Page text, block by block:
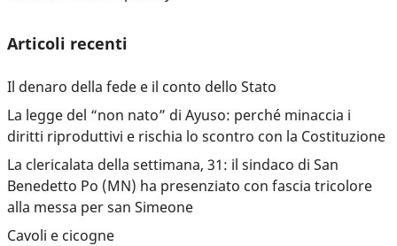
Articoli recenti
Il denaro della fede e il conto dello Stato
La legge del “non nato” di Ayuso: perché minaccia i
diritti riproduttivi e rischia lo scontro con la Costituzione
La clericalata della settimana, 31: il sindaco di San
Benedetto Po (MN) ha presenziato con fascia tricolore
alla messa per san Simeone
Cavoli e cicogne